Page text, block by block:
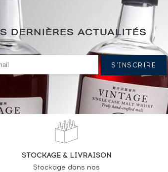
DERNIÈRES ACTUALITÉS
STOCKAGE & LIVRAISON
Stockage dans nos